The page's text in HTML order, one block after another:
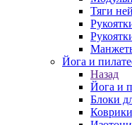
Тяги
Йога и
Назад
Йога и
Блоки